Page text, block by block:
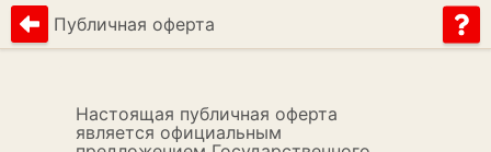
Публичная оферта
Настоящая публичная оферта
является официальным